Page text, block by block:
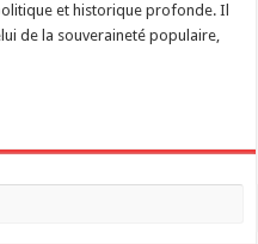
et historique profonde. Il
de la souveraineté populaire,